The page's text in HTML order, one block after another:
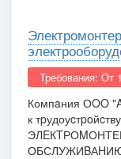
Требования: От
Компaния ОOO
к